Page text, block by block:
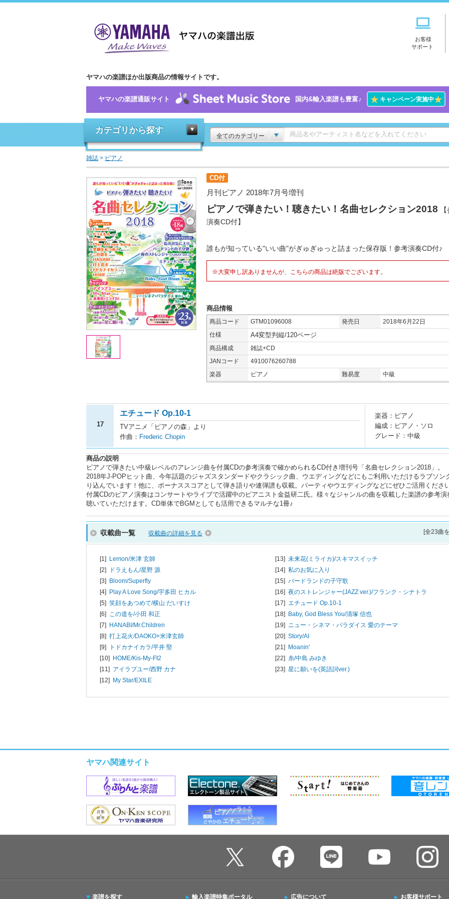
お客様
サポート
ヤマハの楽譜ほか出版商品の情報サイトです。
ヤマハの楽譜通販サイト 国内&輸入楽譜も豊富♪ ★キャンペーン実施中★
カテゴリから探す
全てのカテゴリー
雑誌 > ピアノ
CD付
月刊ピアノ 2018年7月号増刊
ピアノで弾きたい！聴きたい！名曲セレクション2018
演奏CD付】
誰もが知っている"いい曲"がぎゅぎゅっと詰まった保存版！参考演奏CD付♪
※大変申し訳ありませんが、こちらの商品は絶版でございます。
商品情報
商品コード GTM01096008 発売日
2018年6月22日
仕様
A4変型判縦/120ページ
商品構成
雑誌+CD
JANコード
4910076260788
楽器
ピアノ 難易度 中級
17
エチュード Op.10-1
TVアニメ「ピアノの森」より
作曲： Frederic Chopin
楽器：ピアノ
編成：ピアノ・ソロ
グレード：中級
商品の説明
ピアノで弾きたい中級レベルのアレンジ曲を付属CDの参考演奏で確かめられるCD付き増刊号「名曲セレクション2018」。
2018年J-POPヒット曲、今年話題のジャズスタンダードやクラシック曲、ウエディングなどにもご利用いただけるラブソン
り込んでいます！他に、ボーナススコアとして弾き語りや連弾譜も収載。パーティやウエディングなどにぜひご活用ください
付属CDのピアノ演奏はコンサートやライブで活躍中のピアニスト金益研二氏。様々なジャンルの曲を収載した楽譜の参考演
聴いていただけます。CD単体でBGMとしても活用できるマルチな1冊♪
収載曲一覧 収載曲の詳細を見る [全23曲
[1] Lemon/米津 玄師
[2]
ドラえもん/星野 源
[3] Bloom/Superfly
[4] Play A Love Song/宇多田 ヒカル
[5] 笑顔をあつめて/横山 だいすけ
[6] この道を/小田 和正
[7] HANABI/Mr.Children
[8] 打上花火/DAOKO×米津玄師
[9]
トドカナイカラ/平井 堅
[10] HOME/Kis-My-Ft2
[11] アイラブユー/西野 カナ
[12] My Star/EXILE
[13] 未来花(ミライカ)/スキマスイッチ
[14] 私のお気に入り
[15] バードランドの子守歌
[16] 夜のストレンジャー(JAZZ ver.)/フランク・シナトラ
[17] エチュード Op.10-1
[18] Baby, God Bless You/清塚 信也
[19] ニュー・シネマ・パラダイス 愛のテーマ
[20] Story/AI
[21] Moanin'
[22] 糸/中島 みゆき
[23] 星に願いを(英語詞ver.)
ヤマハ関連サイト
楽譜を探す 輸入楽譜特集ポータル 広告について お客様サポート